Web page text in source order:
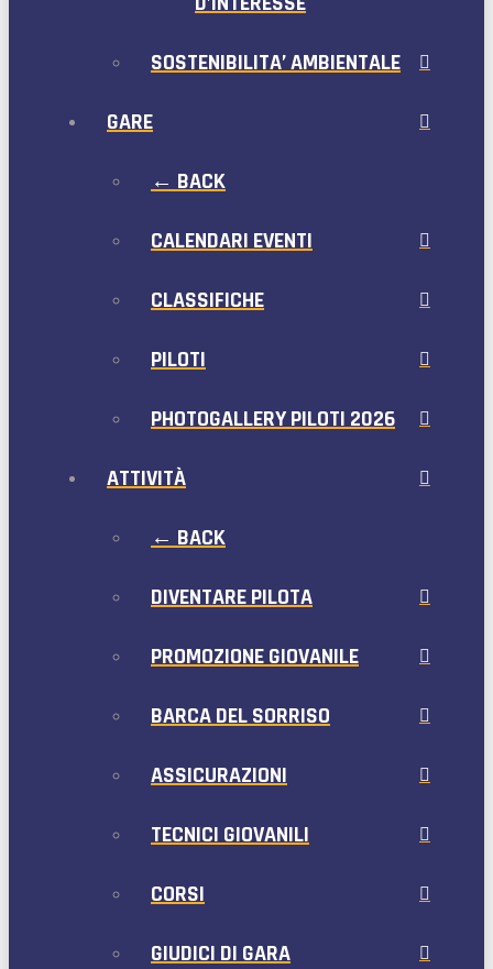
SOSTENIBILITA’ AMBIENTALE
GARE
← BACK
CALENDARI EVENTI
CLASSIFICHE
PILOTI
PHOTOGALLERY PILOTI 2026
ATTIVITÀ
← BACK
DIVENTARE PILOTA
PROMOZIONE GIOVANILE
BARCA DEL SORRISO
ASSICURAZIONI
TECNICI GIOVANILI
CORSI
GIUDICI DI GARA